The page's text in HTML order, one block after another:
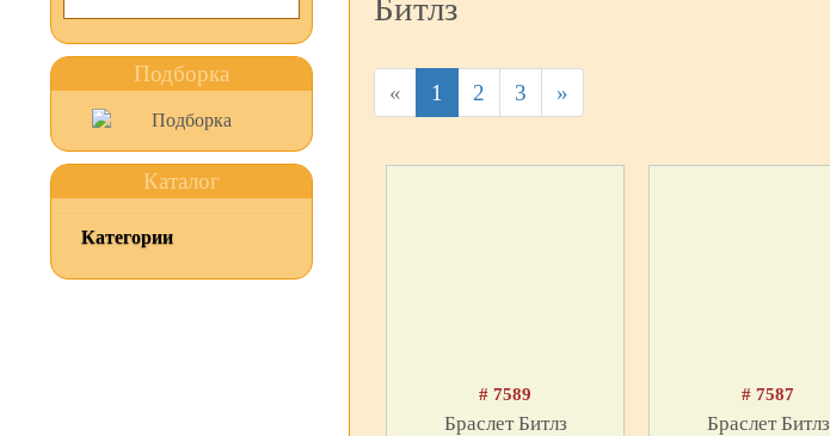
Подборка
Каталог
Категории
Битлз
« 1 2 3 »
# 7589
Браслет Битлз
# 7587
Браслет Битлз